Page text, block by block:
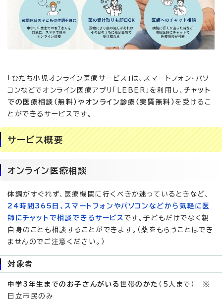
「ひたち小児オンライン医療サービス」は、スマートフォン・パソ
コンなどでオンライン医療アプリ「LEBER」を利用し、 チャット
での医療相談（無料）や オンライン診療（実質無料） を受けるこ
とができるサービスです。
サービス概要
オンライン医療相談
体調がすぐれず、医療機関に行くべきか迷っているときなど、
24時間365日、スマートフォンやパソコンなどから気軽に医
師にチャットで相談できるサービス です。子どもだけでなく親
自身のことも相談することができます。（薬をもらうことはでき
ませんのでご注意ください。）
対象者
中学3年生までのお子さんがいる世帯のかた （5人まで） ※
日立市民のみ